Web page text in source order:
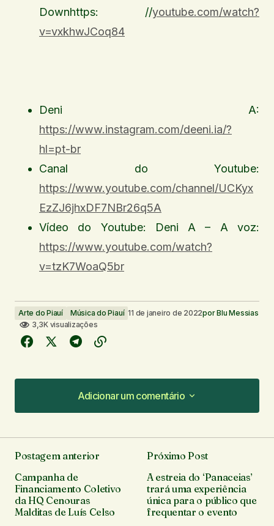
Downhttps: //youtube.com/watch?
v=vxkhwJCoq84
Deni A:
https://www.instagram.com/deeni.ia/?
hl=pt-br
Canal do Youtube:
https://www.youtube.com/channel/UCKyx
EzZJ6jhxDF7NBr26q5A
Vídeo do Youtube: Deni A – A voz:
https://www.youtube.com/watch?
v=tzK7WoaQ5br
Arte do Piauí Música do Piauí 11 de janeiro de 2022porBlu Messias
3,3K visualizações
Adicionar um comentário
Adicionar um comentário
O seu endereço de e-mail não será publicado.
Campos obrigatórios são marcados com*
Comentário*
Postagem anterior
Campanha de
Financiamento Coletivo
da HQ Cenouras
Malditas de Luís Celso
Próximo Post
A estreia do ‘Panaceias’
trará uma experiência
única para o público que
frequentar o evento